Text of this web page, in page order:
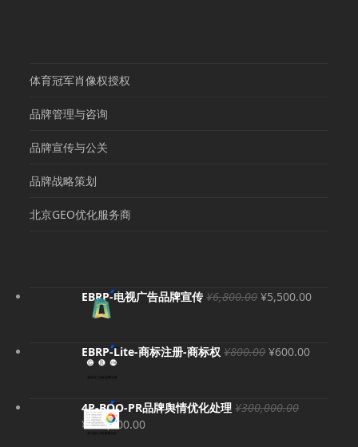
体育冠军肖像权授权
品牌管理与咨询
品牌宣传与公关
品牌战略策划
北京GEO优化服务商
EBRP-电视广告品牌宣传 ¥6,800.00 原
¥6,800.00。
¥5,500.00当
EBRP-Lite-商标注册-商标权 ¥800.00 原
¥800.00。
¥600.00当
4P-BOO-PR品牌舆情优化处理 ¥300,000.00
原
¥280,000.00当